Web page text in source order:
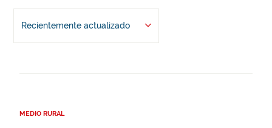
Recientemente actualizado
MEDIO RURAL